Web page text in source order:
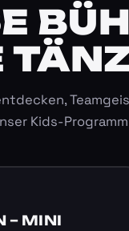
Kids-
– MINI